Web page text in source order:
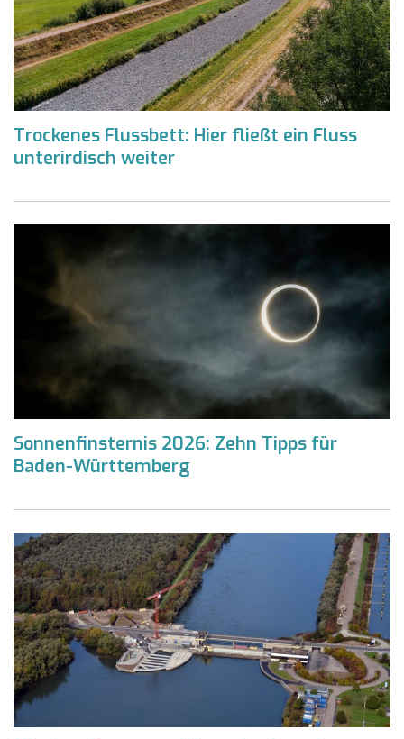
Trockenes Flussbett: Hier fließt ein Fluss
unterirdisch weiter
Sonnenfinsternis 2026: Zehn Tipps für
Baden-Württemberg